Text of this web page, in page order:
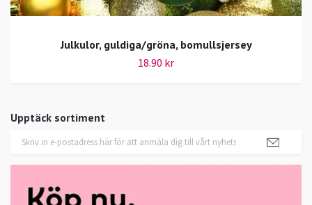
Upptäck sortiment
Julkulor, guldiga/gröna, bomullsjersey
18.90 kr